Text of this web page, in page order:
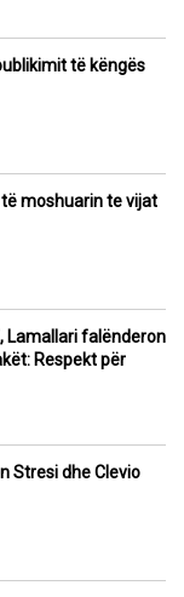
të këngës
moshuarin te vijat
Lamallari falënderon
Respekt për
Stresi dhe Clevio